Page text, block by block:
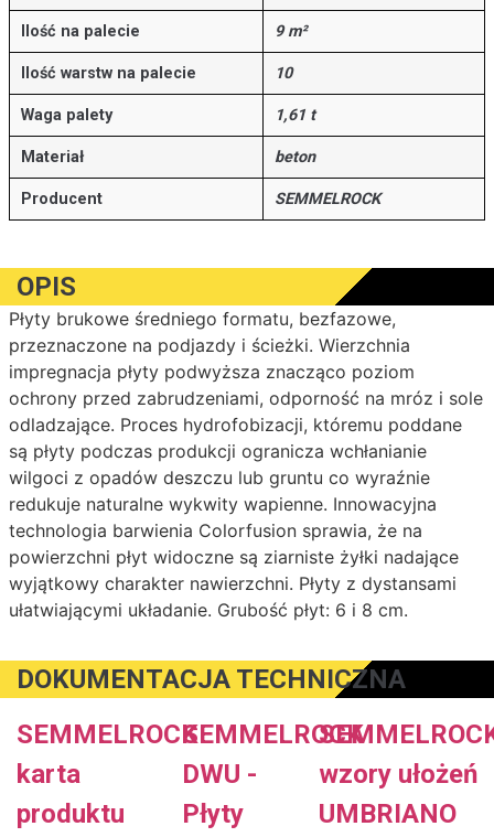
Ilość na palecie 9 m²
Ilość warstw na palecie 10
Waga palety 1,61 t
Materiał beton
Producent SEMMELROCK
OPIS
Płyty brukowe średniego formatu, bezfazowe,
przeznaczone na podjazdy i ścieżki. Wierzchnia
impregnacja płyty podwyższa znacząco poziom
ochrony przed zabrudzeniami, odporność na mróz i sole
odladzające. Proces hydrofobizacji, któremu poddane
są płyty podczas produkcji ogranicza wchłanianie
wilgoci z opadów deszczu lub gruntu co wyraźnie
redukuje naturalne wykwity wapienne. Innowacyjna
technologia barwienia Colorfusion sprawia, że na
powierzchni płyt widoczne są ziarniste żyłki nadające
wyjątkowy charakter nawierzchni. Płyty z dystansami
ułatwiającymi układanie. Grubość płyt: 6 i 8 cm.
DOKUMENTACJA TECHNICZNA
SEMMELROCK
karta
produktu
SEMMELROCK
DWU -
Płyty
wzory ułożeń
UMBRIANO